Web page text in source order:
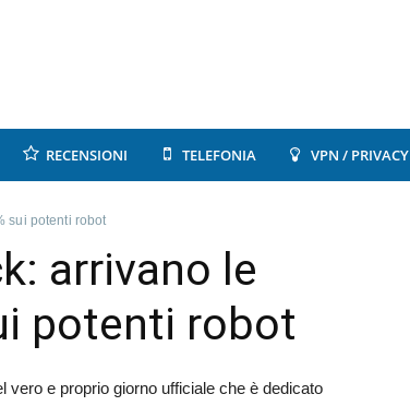
RECENSIONI TELEFONIA VPN / PRIVACY
sui potenti robot
arrivano le
potenti robot
vero e proprio giorno ufficiale che è dedicato